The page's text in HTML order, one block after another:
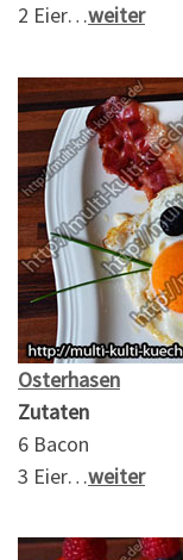
2 Eier…weiter
Osterhasen
Zutaten
6 Bacon
3 Eier…weiter